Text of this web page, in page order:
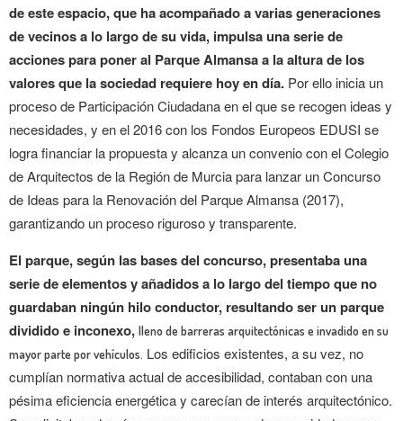
de este espacio, que ha acompañado a varias generaciones
de vecinos a lo largo de su vida, impulsa una serie de
acciones para poner al Parque Almansa a la altura de los
valores que la sociedad requiere hoy en día. Por ello inicia un
proceso de Participación Ciudadana en el que se recogen ideas y
necesidades, y en el 2016 con los Fondos Europeos EDUSI se
logra financiar la propuesta y alcanza un convenio con el Colegio
de Arquitectos de la Región de Murcia para lanzar un Concurso
de Ideas para la Renovación del Parque Almansa (2017),
garantizando un proceso riguroso y transparente.
El parque, según las bases del concurso, presentaba una
serie de elementos y añadidos a lo largo del tiempo que no
guardaban ningún hilo conductor, resultando ser un parque
dividido e inconexo, lleno de barreras arquitectónicas e invadido en su
mayor parte por vehículos. Los edificios existentes, a su vez, no
cumplían normativa actual de accesibilidad, contaban con una
pésima eficiencia energética y carecían de interés arquitectónico.